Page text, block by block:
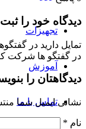
تجهیزات
آموزش
تماس با ما
دیدگاه خود را
تمایل دارید در
در گفتگو ها شرکت
دیدگاهتان را
نشانی ایمیل شما
نام *